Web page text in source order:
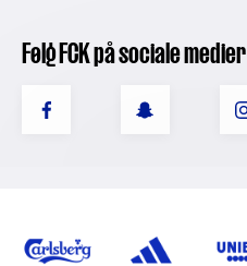
Følg FCK på sociale medier